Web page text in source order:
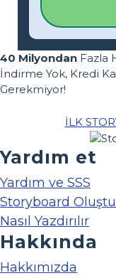
40 Milyondan Fazla
İndirme Yok, Kredi
Gerekmiyor!
İLK
Yardım et
Yardım ve SSS
Storyboard
Nasıl Yazdırılır
Hakkında
Hakkımızda